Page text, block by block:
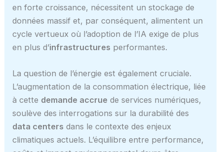
en forte croissance, nécessitent un stockage de
données massif et, par conséquent, alimentent un
cycle vertueux où l’adoption de l’IA exige de plus
en plus d’infrastructures performantes.
La question de l’énergie est également cruciale.
L’augmentation de la consommation électrique, liée
à cette demande accrue de services numériques,
soulève des interrogations sur la durabilité des
data centers dans le contexte des enjeux
climatiques actuels. L’équilibre entre performance,